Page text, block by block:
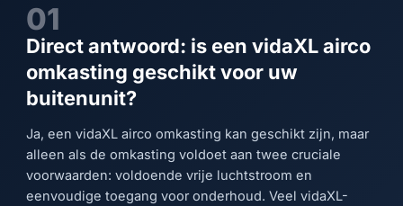
01
Direct antwoord: is een vidaXL airco
omkasting geschikt voor uw
buitenunit?
Ja, een vidaXL airco omkasting kan geschikt zijn, maar
alleen als de omkasting voldoet aan twee cruciale
voorwaarden: voldoende vrije luchtstroom en
eenvoudige toegang voor onderhoud. Veel vidaXL-